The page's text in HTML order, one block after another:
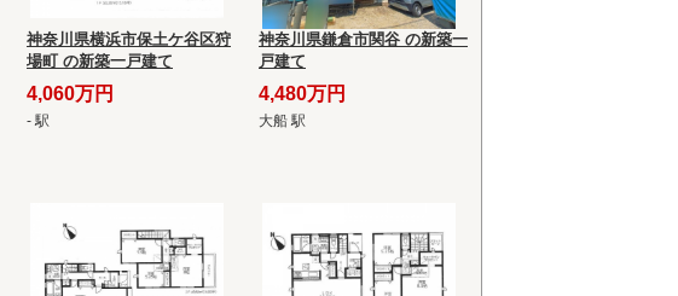
神奈川県横浜市保土ケ谷区狩
場町 の新築一戸建て
4,060万円
- 駅
神奈川県鎌倉市関谷 の新築一
戸建て
4,480万円
大船 駅